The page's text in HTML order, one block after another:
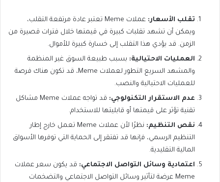
تقلب الأسعار:
عملات Meme تعتبر عادة مرتفعة التقلب،
ويمكن أن تشهد تقلبات كبيرة في قيمتها خلال فترات قصيرة من
الزمن. قد يؤدي هذا التقلب إلى خسارة كبيرة للأموال.
العمليات الاحتيالية: بسبب طبيعة السوق غير المنظمة
والمشهد السريع التطور لعملات Meme، قد تكون هناك فرصة
للعمليات الاحتيالية والنصب.
عدم الاستقرار التكنولوجي:
قد تواجه عملات Meme مشاكل
تقنية تؤثر على قيمتها أو قابليتها للاستخدام.
نقص التنظيم:
نظرًا لأن عملات Meme تعمل خارج إطار
التنظيم الرسمي، فإنها قد تفتقر إلى الحماية التي توفرها الأسواق
المالية التقليدية.
اعتمادية وسائل التواصل الاجتماعي: قد يكون سعر عملات
Meme عرضة لتأثير وسائل التواصل الاجتماعي والتضخمات